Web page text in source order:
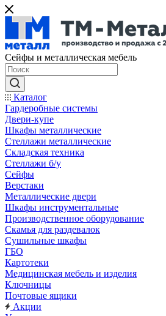
Сейфы и металлическая мебель
Каталог
Гардеробные системы
Двери-купе
Шкафы металлические
Стеллажи металлические
Складская техника
Стеллажи б/у
Сейфы
Верстаки
Металлические двери
Шкафы инструментальные
Производственное оборудование
Скамья для раздевалок
Сушильные шкафы
ГБО
Картотеки
Медицинская мебель и изделия
Ключницы
Почтовые ящики
Акции